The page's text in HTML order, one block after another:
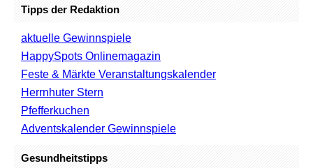
Tipps der Redaktion
aktuelle Gewinnspiele
HappySpots Onlinemagazin
Feste & Märkte Veranstaltungskalender
Herrnhuter Stern
Pfefferkuchen
Adventskalender Gewinnspiele
Gesundheitstipps